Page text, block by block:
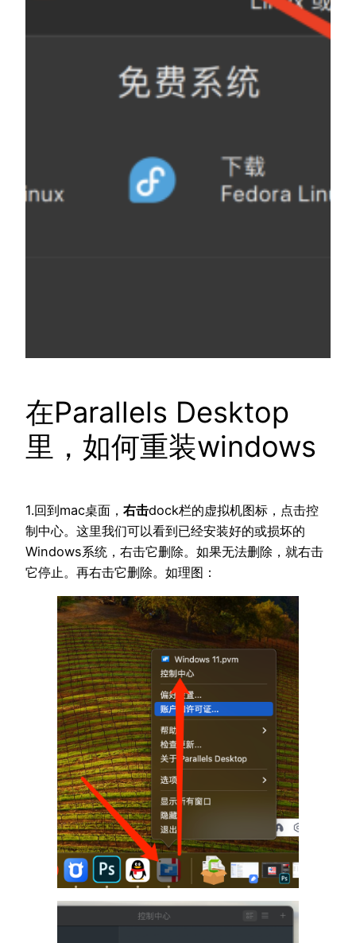
在Parallels Desktop
里，如何重装windows
1.回到mac桌面， 右击dock栏的虚拟机图标，点击控
制中心。这里我们可以看到已经安装好的或损坏的
Windows系统，右击它删除。如果无法删除，就右击
它停止。再右击它删除。如理图：